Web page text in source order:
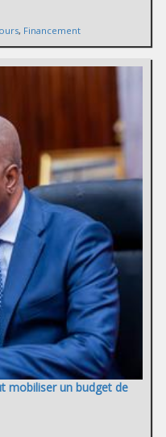
, Financement
mobiliser un budget de